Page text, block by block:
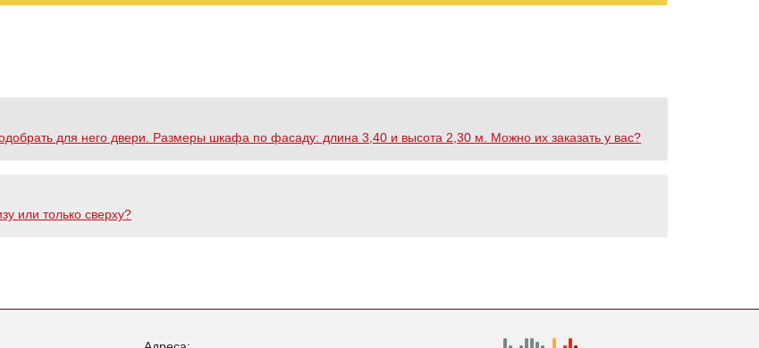
для него двери. Размеры шкафа по фасаду: длина 3,40 и высота 2,30 м. Можно их заказать у вас?
или только сверху?